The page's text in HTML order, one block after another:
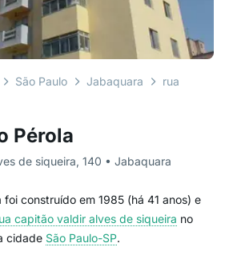
Pérola
de siqueira, 140 • Jabaquara
foi construído em 1985 (há 41 anos) e
capitão valdir alves de siqueira no
cidade São Paulo-SP.
São Paulo Jabaquara rua capitão